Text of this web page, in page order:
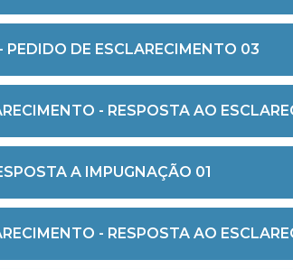
DE ESCLARECIMENTO 03
- RESPOSTA AO
A IMPUGNAÇÃO 01
- RESPOSTA AO